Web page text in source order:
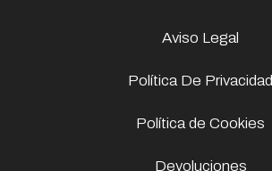
Aviso Legal
Política De Privacidad
Política de Cookies
Devoluciones